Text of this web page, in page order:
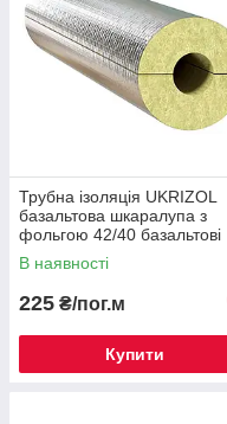
Трубна ізоляція UKRIZOL
базальтова шкаралупа з
фольгою 42/40 базальтові
циліндри
В наявності
225 ₴/пог.м
Купити